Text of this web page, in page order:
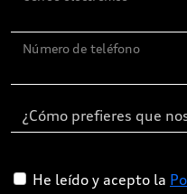
Número de teléfono
He leído y acepto la